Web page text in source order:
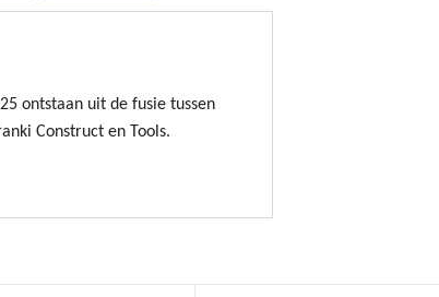
ontstaan uit de fusie tussen
Construct en Tools.